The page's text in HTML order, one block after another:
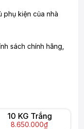
phụ kiện của nhà
sách chính hãng,
10 KG Trắng
8.650.000₫